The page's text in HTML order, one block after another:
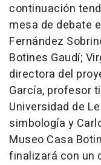
continuación
mesa de debate
Fernández
Botines Gaudí;
directora del
García, profesor
Universidad de
simbología y
Museo Casa
finalizará con un